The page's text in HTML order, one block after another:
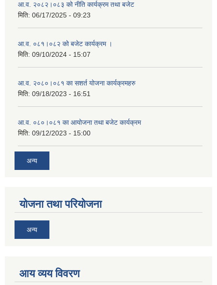
आ.व. २०८२।०८३ को नीति कार्यक्रम तथा बजेट
मिति: 06/17/2025 - 09:23
आ.व. ०८१।०८२ को बजेट कार्यक्रम ।
मिति: 09/10/2024 - 15:07
आ.व. २०८०।०८१ का सशर्त योजना कार्यक्रमहरु
मिति: 09/18/2023 - 16:51
आ.व. ०८०।०८१ का आयोजना तथा बजेट कार्यक्रम
मिति: 09/12/2023 - 15:00
अन्य
योजना तथा परियोजना
अन्य
आय व्यय विवरण